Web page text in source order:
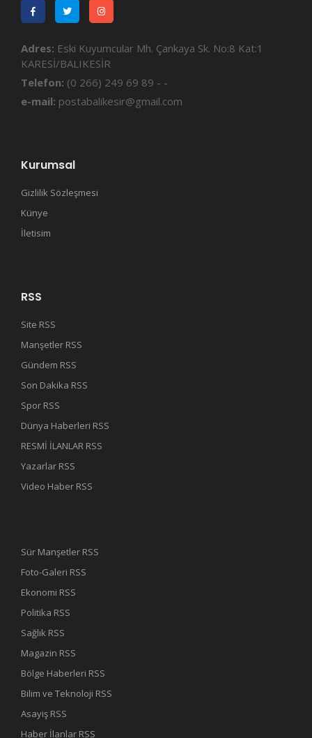
Adres: Eski Kuyumcular Mh. Çankaya Sk. No:8 Kat:1
KARESİ/BALIKESİR
Telefon: (0 266) 249 69 89 - -
e-mail: postabalikesir@gmail.com
Kurumsal
Gizlilik Sözleşmesi
Künye
İletisim
RSS
Site RSS
Manşetler RSS
Gündem RSS
Son Dakika RSS
Spor RSS
Dünya Haberleri RSS
RESMİ İLANLAR RSS
Yazarlar RSS
Video Haber RSS
Sür Manşetler RSS
Foto-Galeri RSS
Ekonomi RSS
Politika RSS
Sağlık RSS
Magazin RSS
Bölge Haberleri RSS
Bilim ve Teknoloji RSS
Asayiş RSS
Haber İlanlar RSS